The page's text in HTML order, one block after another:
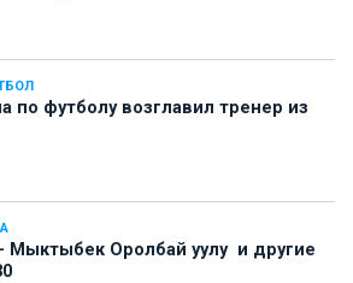
по футболу возглавил тренер из
Мыктыбек Оролбай уулу и другие